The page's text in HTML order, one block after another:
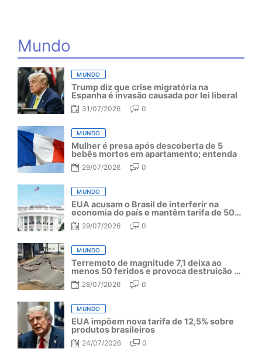
Mundo
MUNDO
Trump diz que crise migratória na
Espanha é invasão causada por lei liberal
31/07/2026 0
MUNDO
Mulher é presa após descoberta de 5
bebês mortos em apartamento; entenda
29/07/2026 0
MUNDO
EUA acusam o Brasil de interferir na
economia do país e mantêm tarifa de 50%
por mais um ano
29/07/2026 0
MUNDO
Terremoto de magnitude 7,1 deixa ao
menos 50 feridos e provoca destruição no
Japão
28/07/2026 0
MUNDO
EUA impõem nova tarifa de 12,5% sobre
produtos brasileiros
24/07/2026 0